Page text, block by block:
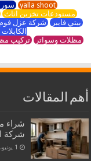
yalla shoot
مستودعات تخزين اثاث
بيتي فايبر شركة عزل
مظلات وسواتر تركيب
أهم المقالات
شراء
شركة
1 يونيو، 2026